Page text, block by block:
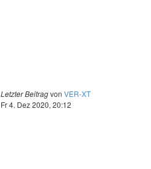
Letzter Beitragvon VER-XT
Fr 4. Dez 2020, 20:12